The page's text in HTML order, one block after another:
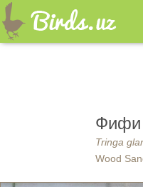
Фифи
Tringa
Wood